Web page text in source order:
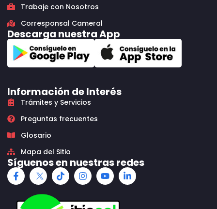
Trabaje con Nosotros
Corresponsal Cameral
Descarga nuestra App
Información de Interés
Trámites y Servicios
Preguntas frecuentes
Glosario
Mapa del Sitio
Síguenos en nuestras redes